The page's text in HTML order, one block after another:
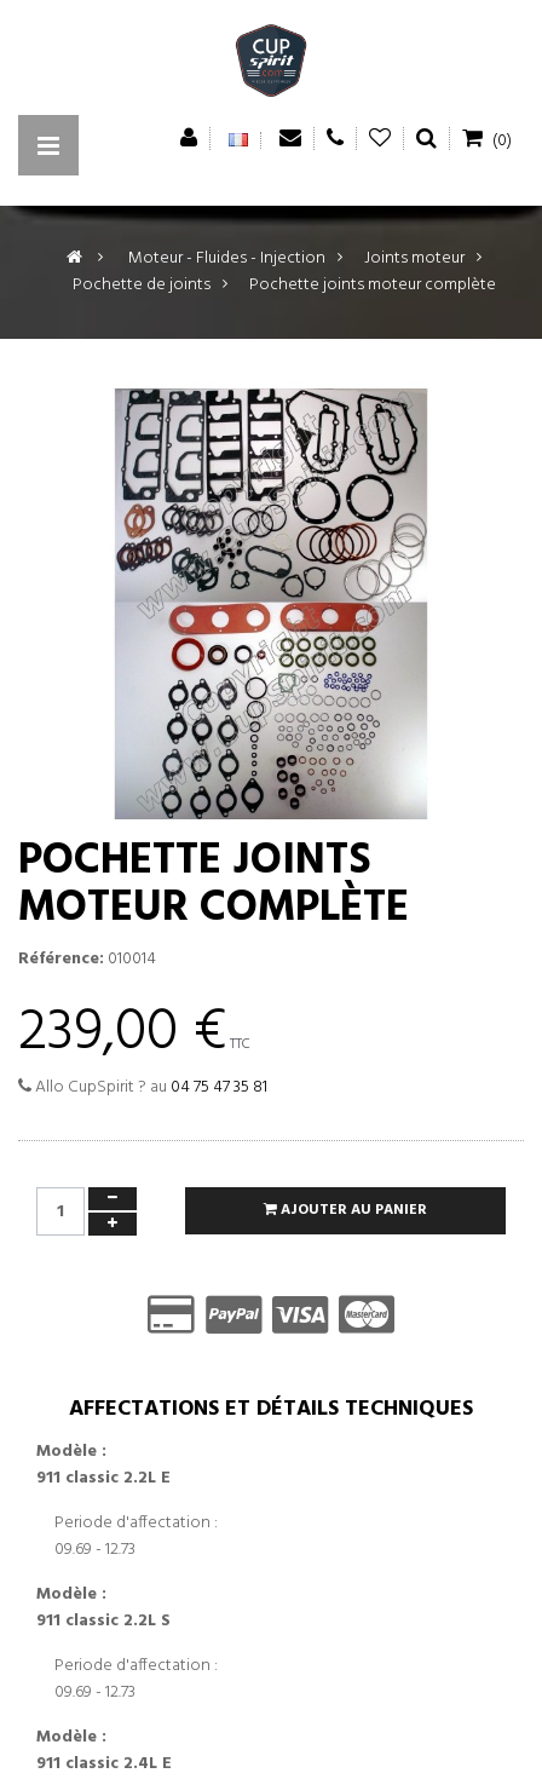
(0)
> Moteur - Fluides - Injection >
Joints moteur
Pochette de joints > Pochette joints moteur complète
POCHETTE JOINTS
MOTEUR COMPLÈTE
Référence: 010014
239,00 € TTC
Allo CupSpirit ? au 04 75 47 35 81
AJOUTER AU PANIER
AFFECTATIONS ET DÉTAILS TECHNIQUES
Modèle :
911 classic 2.2L E
Periode d'affectation :
09.69 - 12.73
Modèle :
911 classic 2.2L S
Periode d'affectation :
09.69 - 12.73
Modèle :
911 classic 2.4L E